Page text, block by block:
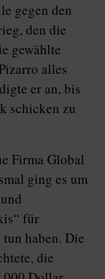
gegen den
den die
gewählte
alles
er an, bis
schicken zu
Firma Global
ging es um
für
haben. Die
die